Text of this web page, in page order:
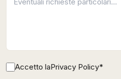
Accetto laPrivacy Policy*